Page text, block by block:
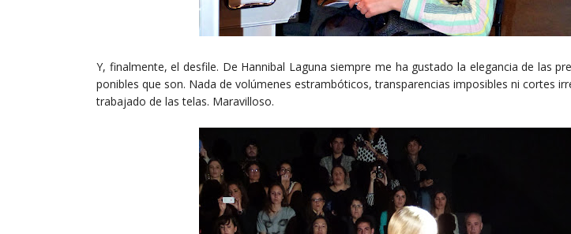
Y, finalmente, el desfile. De Hannibal Laguna siempre me ha gustado la elegancia de las
ponibles que son. Nada de volúmenes estrambóticos, transparencias imposibles ni cortes
trabajado de las telas. Maravilloso.